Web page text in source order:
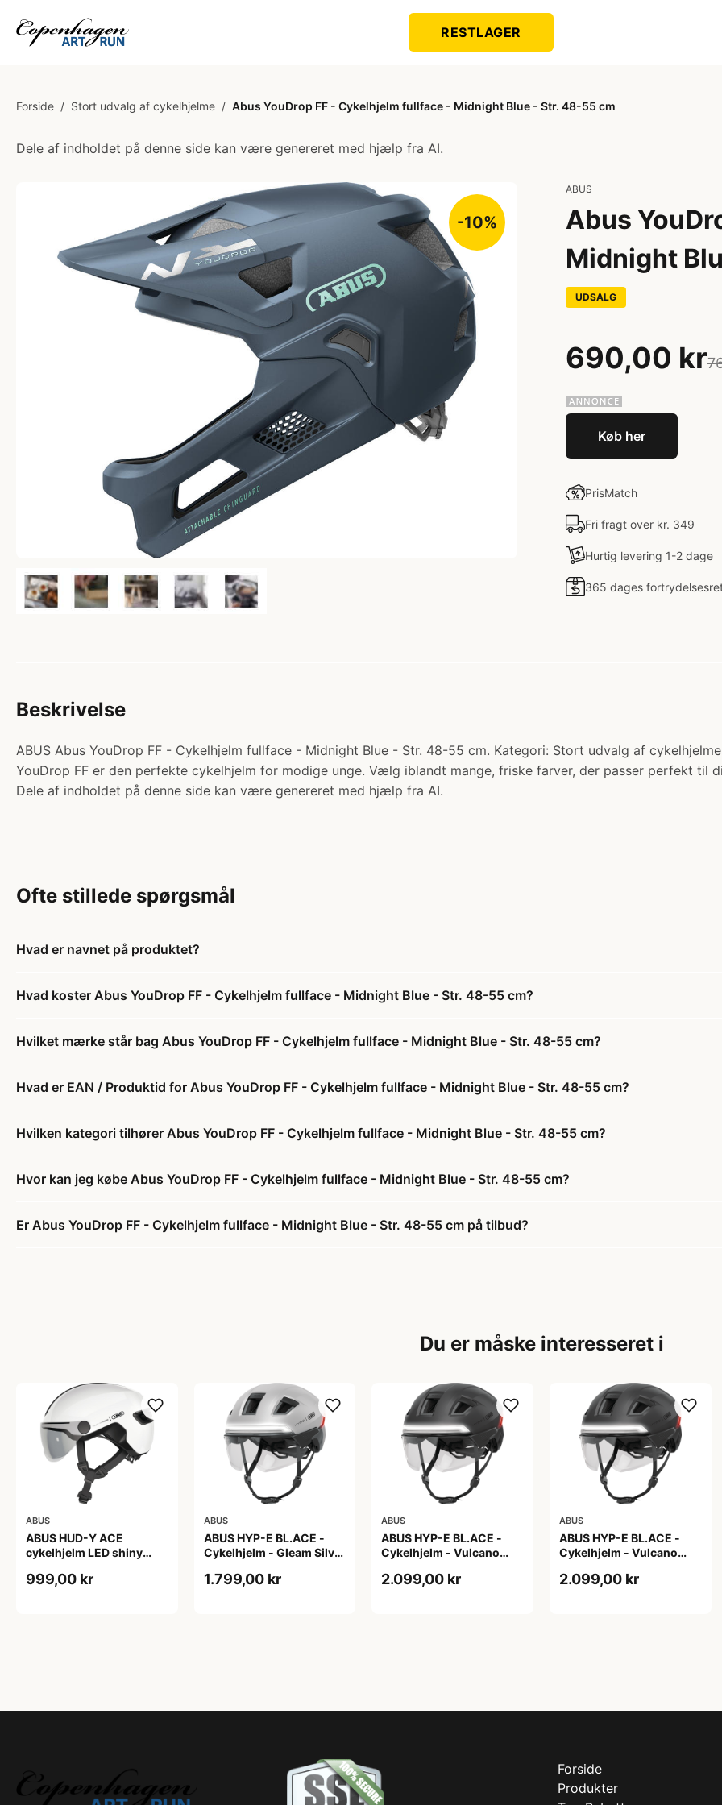
RESTLAGER
Forside / Stort udvalg af cykelhjelme / Abus YouDrop FF - Cykelhjelm fullface - Midnight Blue - Str. 48-55 cm
Dele af indholdet på denne side kan være genereret med hjælp fra AI.
-10%
ABUS
Abus
Midnight
UDSALG
690,00 kr
Køb her
PrisMatch
Fri fragt over kr. 349
Hurtig levering 1-2 dage
365 dages
Beskrivelse
ABUS Abus YouDrop FF - Cykelhjelm fullface - Midnight Blue - Str. 48-55 cm. Kategori: Stort udvalg af
YouDrop FF er den perfekte cykelhjelm for modige unge. Vælg iblandt mange, friske farver, der passer perfekt til
Dele af indholdet på denne side kan være genereret med hjælp fra AI.
Ofte stillede spørgsmål
Hvad er navnet på produktet?
Hvad koster Abus YouDrop FF - Cykelhjelm fullface - Midnight Blue - Str. 48-55 cm?
Hvilket mærke står bag Abus YouDrop FF - Cykelhjelm fullface - Midnight Blue - Str. 48-55 cm?
Hvad er EAN / Produktid for Abus YouDrop FF - Cykelhjelm fullface - Midnight Blue - Str. 48-55 cm?
Hvilken kategori tilhører Abus YouDrop FF - Cykelhjelm fullface - Midnight Blue - Str. 48-55 cm?
Hvor kan jeg købe Abus YouDrop FF - Cykelhjelm fullface - Midnight Blue - Str. 48-55 cm?
Er Abus YouDrop FF - Cykelhjelm fullface - Midnight Blue - Str. 48-55 cm på tilbud?
Du er måske interesseret i
ABUS
ABUS HUD-Y ACE
cykelhjelm LED shiny
999,00 kr
ABUS
ABUS HYP-E BL.ACE -
Cykelhjelm - Gleam Silver
1.799,00 kr
ABUS
ABUS HYP-E BL.ACE -
Cykelhjelm - Vulcano
2.099,00 kr
ABUS
ABUS HYP-E BL.ACE -
Cykelhjelm - Vulcano
2.099,00 kr
Forside
Produkter